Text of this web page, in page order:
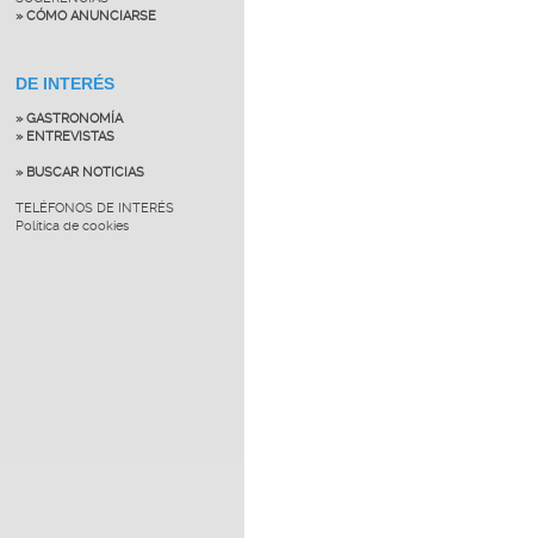
» CÓMO ANUNCIARSE
DE INTERÉS
» GASTRONOMÍA
» ENTREVISTAS
» BUSCAR NOTICIAS
TELÉFONOS DE INTERÉS
Política de cookies